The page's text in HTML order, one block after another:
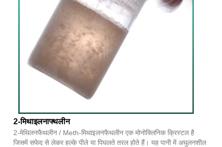
2-मिथाइलनाफ्थलीन
2-मेथिलनफैथलीन / Meth-मिथाइलनफैथलीन एक मोनोक्लिनिक क्रिस्टल है
जिसमें सफेद से लेकर हल्के पीले या पिघलते तरल होते हैं। यह पानी में अघुलनशील